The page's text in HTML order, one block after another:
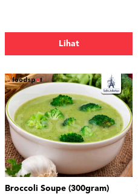
Lihat
Broccoli Soupe (300gram)